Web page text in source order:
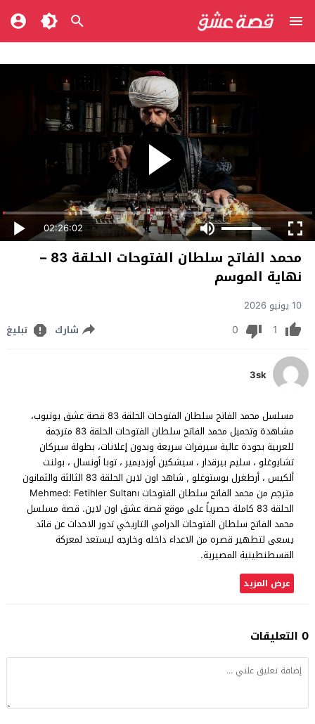
02:26:02
محمد الفاتح سلطان الفتوحات الحلقة 83 –
نهاية الموسم
10 يونيو 2026
1
0 شارك تبليغ
3sk
مسلسل محمد الفاتح سلطان الفتوحات الحلقة 83 قصة عشق يوتيوب،
مشاهدة وتحميل محمد الفاتح سلطان الفتوحات الحلقة 83 مترجمة
للعربية بجودة عالية سيرفرات سريعة وبدون إعلانات، بطولة سيركان
تشايوغلو ، سليم بيرقدار ، سيشكين أوزديمير ، توبا أونسال ، بولنت
ألكيس ، أرطغرل بوستوغلو , شاهد اون لاين الحلقة 83 الثالثة والثمانون
مترجم من محمد الفاتح سلطان الفتوحات Mehmed: Fetihler Sultanı
الحلقة 83 كاملة حصرياً على موقع قصة عشق اون لاين. قصة مسلسل
محمد الفاتح سلطان الفتوحات الدرامي التاريخي تدور الاحداث عن قائد
يسعى لتطهير قصره من الاعداء داخله وخارجه ليستعد لمعركة
القسطنطينية المصيرية.
عرض المزيد
0 التعليقات